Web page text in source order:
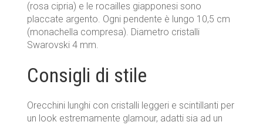
(rosa cipria) e le rocailles giapponesi sono
placcate argento. Ogni pendente è lungo 10,5 cm
(monachella compresa). Diametro cristalli
Swarovski 4 mm.
Consigli di stile
Orecchini lunghi con cristalli leggeri e scintillanti per
un look estremamente glamour, adatti sia ad un